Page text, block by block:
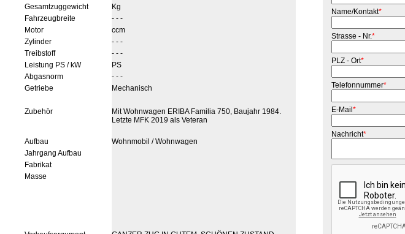
Gesamtzuggewicht
Kg
Fahrzeugbreite
- - -
Motor
ccm
Zylinder
- - -
Treibstoff
- - -
Leistung PS / kW
PS
Abgasnorm
- - -
Getriebe
Mechanisch
Zubehör
Mit Wohnwagen ERIBA Familia 750, Baujahr 1984.
Letzte MFK 2019 als Veteran
Aufbau
Wohnmobil / Wohnwagen
Jahrgang Aufbau
Fabrikat
Masse
Name/Kontakt*
Strasse - Nr.*
PLZ - Ort*
Telefonnummer*
E-Mail *
Nachricht*